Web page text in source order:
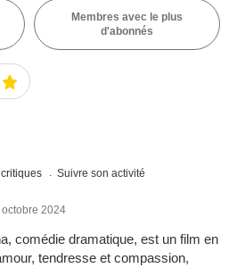
Membres avec le plus
d'abonnés
Suivre son activité
2024
comédie dramatique, est un film en
tendresse et compassion,